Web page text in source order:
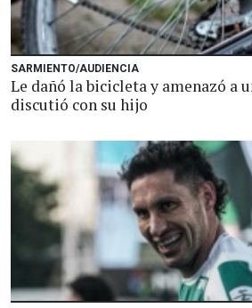
SARMIENTO/AUDIENCIA
Le dañó la bicicleta y amenazó a
discutió con su hijo